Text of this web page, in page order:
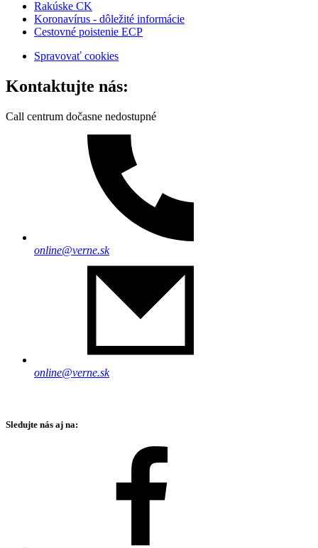
Rakúske CK
Koronavírus - dôležité informácie
Cestovné poistenie ECP
Spravovať cookies
Kontaktujte nás:
Call centrum dočasne nedostupné
online@verne.sk
online@verne.sk
Sledujte nás aj na: